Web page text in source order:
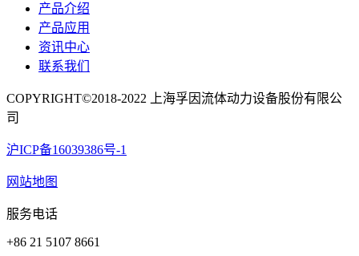
产品介绍
产品应用
资讯中心
联系我们
COPYRIGHT©2018-2022 上海孚因流体动力设备股份有限公
司
沪ICP备16039386号-1
网站地图
服务电话
+86 21 5107 8661